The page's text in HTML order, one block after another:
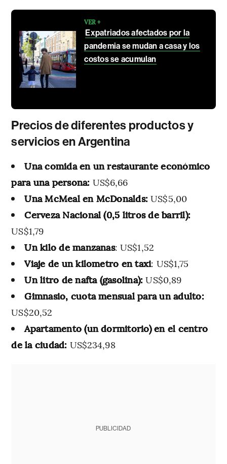
VER +
Expatriados afectados por la
pandemia se mudan a casa y los
costos se acumulan
Precios de diferentes productos y
servicios en Argentina
Una comida en un restaurante económico
para una persona: US$6,66
Una McMeal en McDonalds: US$5,00
Cerveza Nacional (0,5 litros de barril):
US$1,79
Un kilo de manzanas: US$1,52
Viaje de un kilometro en taxi: US$1,75
Un litro de nafta (gasolina): US$0,89
Gimnasio, cuota mensual para un adulto:
US$20,52
Apartamento (un dormitorio) en el centro
de la ciudad: US$234,98
PUBLICIDAD